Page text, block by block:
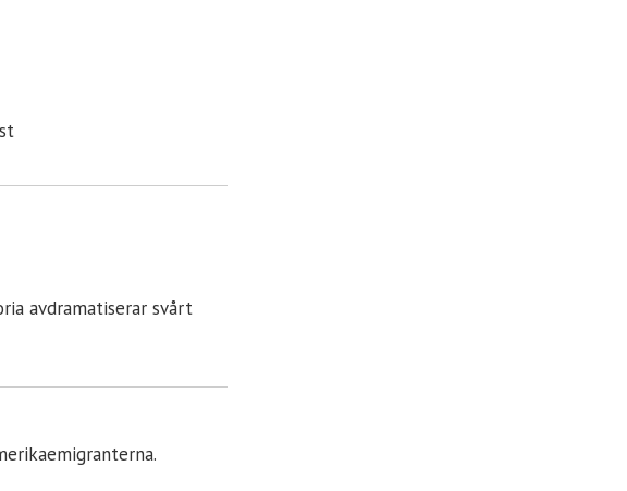
avdramatiserar svårt